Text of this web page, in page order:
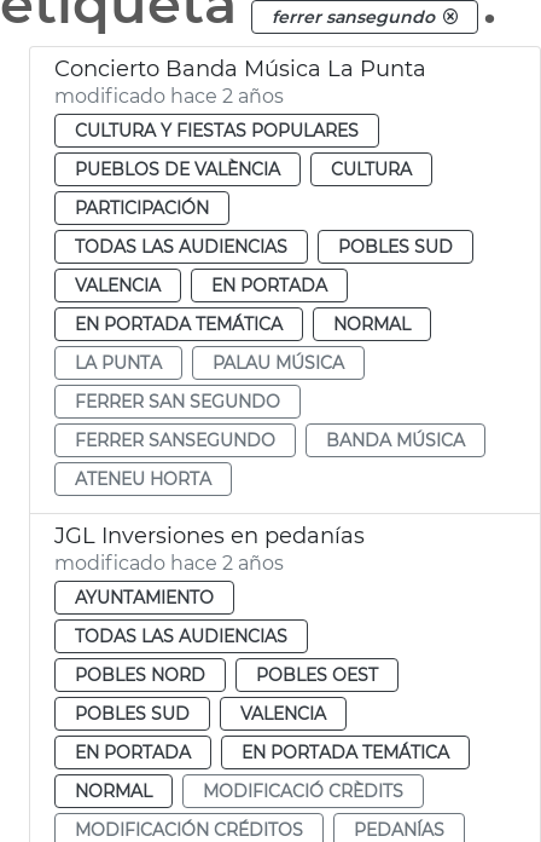
ferrer sansegundo
Concierto Banda Música La Punta
modificado hace 2 años
CULTURA Y FIESTAS POPULARES
PUEBLOS DE VALÈNCIA
CULTURA
PARTICIPACIÓN
TODAS LAS AUDIENCIAS
POBLES SUD
VALENCIA
EN PORTADA
EN PORTADA TEMÁTICA
NORMAL
LA PUNTA
PALAU MÚSICA
FERRER SAN SEGUNDO
FERRER SANSEGUNDO
BANDA MÚSICA
ATENEU HORTA
JGL Inversiones en pedanías
modificado hace 2 años
AYUNTAMIENTO
TODAS LAS AUDIENCIAS
POBLES NORD
POBLES OEST
POBLES SUD
VALENCIA
EN PORTADA
EN PORTADA TEMÁTICA
NORMAL
MODIFICACIÓ CRÈDITS
MODIFICACIÓN CRÉDITOS
PEDANÍAS